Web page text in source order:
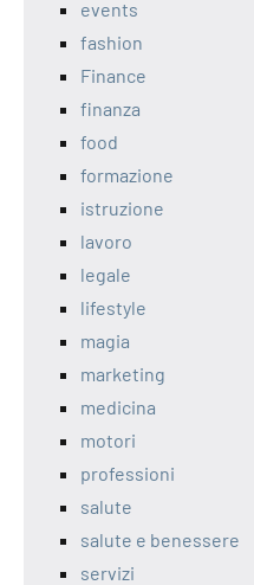
events
fashion
Finance
finanza
food
formazione
istruzione
lavoro
legale
lifestyle
magia
marketing
medicina
motori
professioni
salute
salute e benessere
servizi